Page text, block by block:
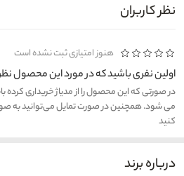
نظر کاربران
هنوز امتیازی ثبت نشده است
اولین نفری باشید که در مورد این محصول
در صورتی که این محصول را از مدیاژ خریداری کرده
می شود. همچنین در صورت تمایل می‌توانید به
کنید
درباره برند